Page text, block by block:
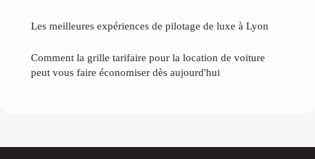
Les meilleures expériences de pilotage de luxe à Lyon
Comment la grille tarifaire pour la location de voiture
peut vous faire économiser dès aujourd'hui